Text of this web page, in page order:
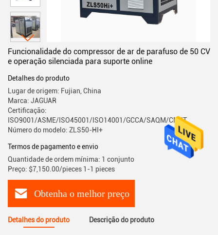
Funcionalidade do compressor de ar de parafuso de 50 CV
e operação silenciada para suporte online
Detalhes do produto
Lugar de origem: Fujian, China
Marca: JAGUAR
Certificação:
ISO9001/ASME/ISO45001/ISO14001/GCCA/SAQM/CMIIT
Número do modelo: ZLS50-HI+
Termos de pagamento e envio
Quantidade de ordem mínima: 1 conjunto
Preço: $7,150.00/pieces 1-1 pieces
Obtenha o melhor preço
Detalhes do produto Descrição do produto